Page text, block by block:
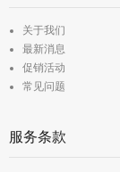
关于我们
最新消息
促销活动
常见问题
服务条款